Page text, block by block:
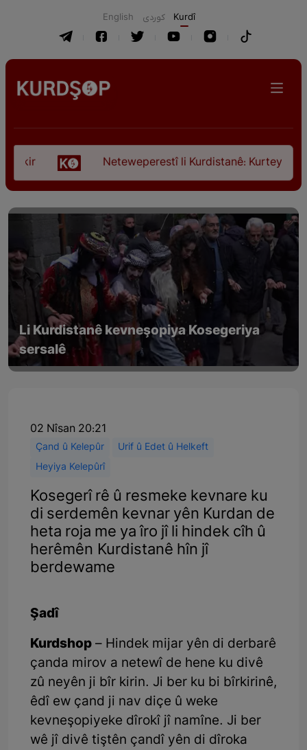
English كوردی Kurdî
Neteweperestî li Kurdistanê: Kurteya
Li Kurdistanê kevneşopiya Kosegeriya
sersalê
02 Nîsan 20:21
Çand û Kelepûr
Urif û Edet û Helkeft
Heyiya Kelepûrî
Kosegerî rê û resmeke kevnare ku
di serdemên kevnar yên Kurdan de
heta roja me ya îro jî li hindek cîh û
herêmên Kurdistanê hîn jî
berdewame
Şadî
Kurdshop – Hindek mijar yên di derbarê
çanda mirov a netewî de hene ku divê
zû neyên ji bîr kirin. Ji ber ku bi bîrkirinê,
êdî ew çand ji nav diçe û weke
kevneşopiyeke dîrokî jî namîne. Ji ber
wê jî divê tiştên çandî yên di dîroka